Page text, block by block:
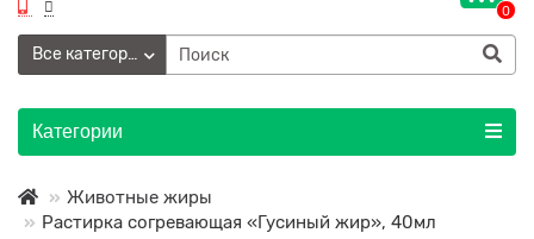
0
Все категории
Категории
Животные жиры
Растирка согревающая «Гусиный жир», 40мл